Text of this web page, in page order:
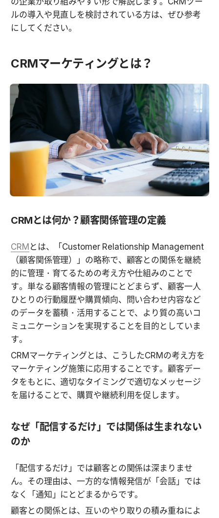
ルの導入や見直しを検討されている方は、ぜひ参考
にしてください。
CRMマーケティングとは？
CRMとは何か？顧客関係管理の定義
CRM とは、「Customer Relationship Management
（顧客関係管理）」の略称で、顧客との関係を継続
的に管理・育てるための考え方や仕組みのことで
す。単なる顧客情報の管理にとどまらず、顧客一人
ひとりの行動履歴や購買傾向、問い合わせ内容など
のデータを蓄積・活用することで、より質の高いコ
ミュニケーションを実現することを目的としていま
す。
CRMマーケティングとは、こうしたCRMの考え方を
マーケティング施策に応用することです。顧客デー
タをもとに、適切なタイミングで適切なメッセージ
を届けることで、購買や継続利用を促します。
なぜ「配信するだけ」では関係は生まれない
のか
「配信するだけ」では顧客との関係は深まりませ
ん。その理由は、一方的な情報発信が「会話」では
なく「通知」にとどまるからです。
顧客との関係とは、互いのやり取りの積み重ねによ